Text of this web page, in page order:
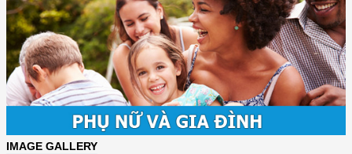
IMAGE GALLERY